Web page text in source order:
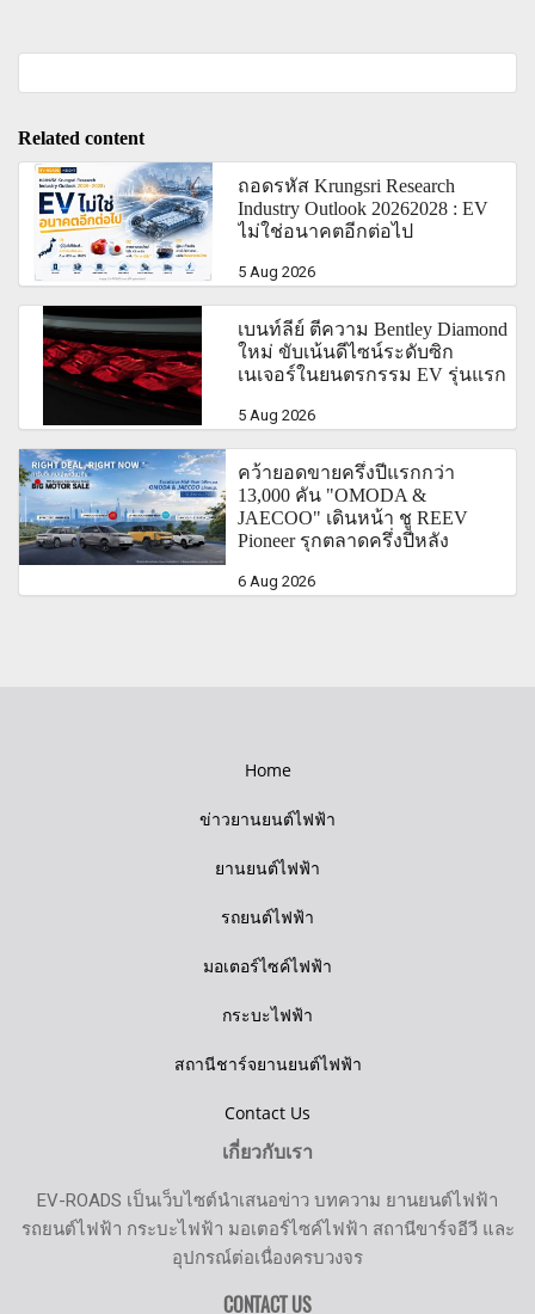
Related content
ถอดรหัส Krungsri Research
Industry Outlook 20262028 : EV
ไม่ใช่อนาคตอีกต่อไป
5 Aug 2026
เบนท์ลีย์ ตีความ Bentley Diamond
ใหม่ ขับเน้นดีไซน์ระดับซิก
เนเจอร์ในยนตรกรรม EV รุ่นแรก
5 Aug 2026
คว้ายอดขายครึ่งปีแรกกว่า
13,000 คัน "OMODA &
JAECOO" เดินหน้า ชู REEV
Pioneer รุกตลาดครึ่งปีหลัง
6 Aug 2026
Home
ข่าวยานยนต์ไฟฟ้า
ยานยนต์ไฟฟ้า
รถยนต์ไฟฟ้า
มอเตอร์ไซค์ไฟฟ้า
กระบะไฟฟ้า
สถานีชาร์จยานยนต์ไฟฟ้า
Contact Us
เกี่ยวกับเรา
EV-ROADS เป็นเว็บไซต์นำเสนอข่าว บทความ ยานยนต์ไฟฟ้า
รถยนต์ไฟฟ้า กระบะไฟฟ้า มอเตอร์ไซค์ไฟฟ้า สถานีขาร์จอีวี และ
อุปกรณ์ต่อเนื่องครบวงจร
CONTACT US